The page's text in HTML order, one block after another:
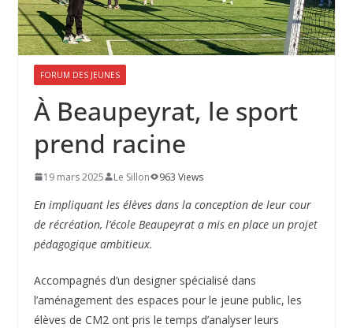
FORUM DES JEUNES
À Beaupeyrat, le sport
prend racine
19 mars 2025 Le Sillon 963 Views
En impliquant les élèves dans la conception de leur cour
de récréation, l’école Beaupeyrat a mis en place un projet
pédagogique ambitieux.
Accompagnés d’un designer spécialisé dans
l’aménagement des espaces pour le jeune public, les
élèves de CM2 ont pris le temps d’analyser leurs